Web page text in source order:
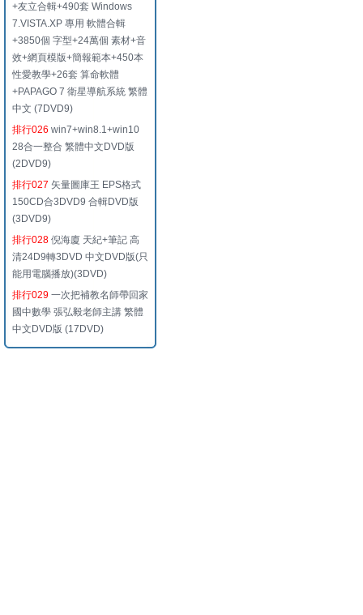
+友立合輯+490套 Windows
7.VISTA.XP 專用 軟體合輯
+3850個 字型+24萬個 素材+音
效+網頁模版+簡報範本+450本
性愛教學+26套 算命軟體
+PAPAGO 7 衛星導航系統 繁體
中文 (7DVD9)
排行026 win7+win8.1+win10
28合一整合 繁體中文DVD版
(2DVD9)
排行027 矢量圖庫王 EPS格式
150CD合3DVD9 合輯DVD版
(3DVD9)
排行028 倪海廈 天紀+筆記 高
清24D9轉3DVD 中文DVD版(只
能用電腦播放)(3DVD)
排行029 一次把補教名師帶回家
國中數學 張弘毅老師主講 繁體
中文DVD版 (17DVD)